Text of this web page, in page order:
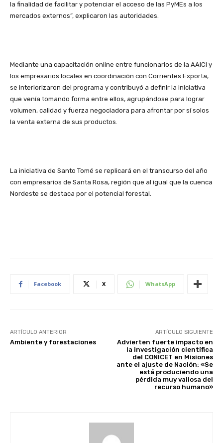
la finalidad de facilitar y potenciar el acceso de las PyMEs a los
mercados externos”, explicaron las autoridades.
Mediante una capacitación online entre funcionarios de la AAICI y
los empresarios locales en coordinación con Corrientes Exporta,
se interiorizaron del programa y contribuyó a definir la iniciativa
que venía tomando forma entre ellos, agrupándose para lograr
volumen, calidad y fuerza negociadora para afrontar por sí solos
la venta externa de sus productos.
La iniciativa de Santo Tomé se replicará en el transcurso del año
con empresarios de Santa Rosa, región que al igual que la cuenca
Nordeste se destaca por el potencial forestal.
Facebook X WhatsApp
ARTÍCULO ANTERIOR
Ambiente y forestaciones
ARTÍCULO SIGUIENTE
Advierten fuerte impacto en
la investigación científica
del CONICET en Misiones
ante el ajuste de Nación: «Se
está produciendo una
pérdida muy valiosa del
recurso humano»